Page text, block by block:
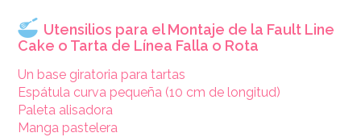
Utensilios para el Montaje de la Fault Line
Cake o Tarta de Línea Falla o Rota
Un base giratoria para tartas
Espátula curva pequeña (10 cm de longitud)
Paleta alisadora
Manga pastelera